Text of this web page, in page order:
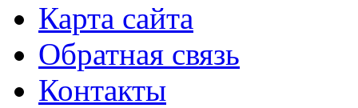
Карта сайта
Обратная связь
Контакты